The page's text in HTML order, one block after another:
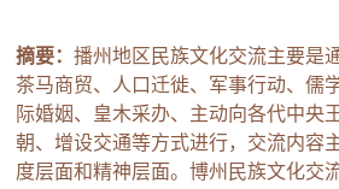
摘要：播州地区民族文化交流主要是
茶马商贸、人口迁徙、军事行动、儒
际婚姻、皇木采办、主动向各代中央
朝、增设交通等方式进行，交流内容
度层面和精神层面。博州民族文化交